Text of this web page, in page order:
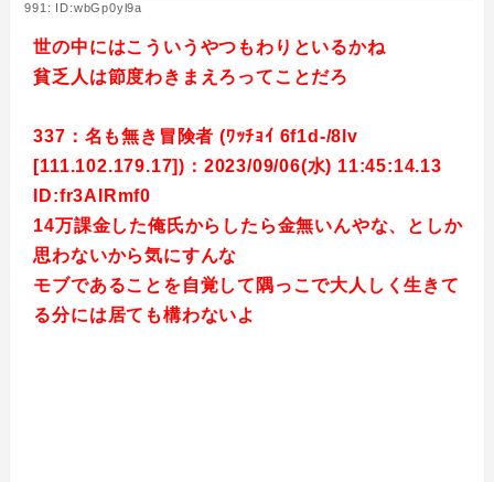
991: ID:wbGp0yl9a
世の中にはこういうやつもわりといるかね
貧乏人は節度わきまえろってことだろ
337：名も無き冒険者 (ﾜｯﾁｮｲ 6f1d-/8lv
[111.102.179.17])：2023/09/06(水) 11:45:14.13
ID:fr3AIRmf0
14万課金した俺氏からしたら金無いんやな、としか
思わないから気にすんな
モブであることを自覚して隅っこで大人しく生きて
る分には居ても構わないよ